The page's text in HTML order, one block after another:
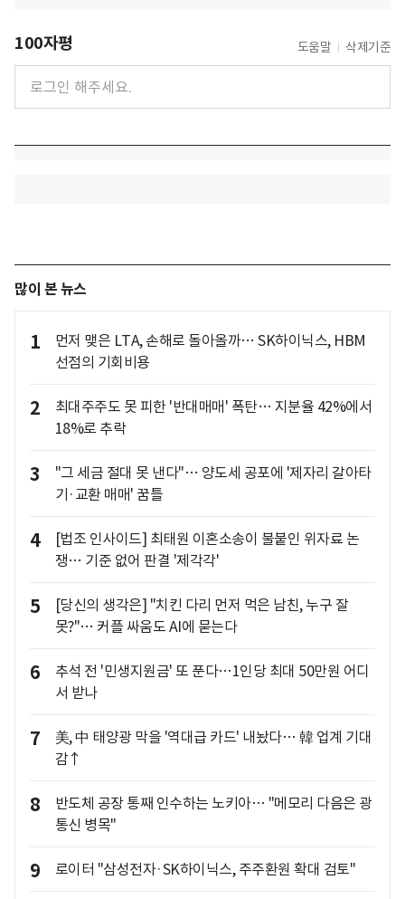
100자평 도움말 삭제기준
많이 본 뉴스
1
먼저 맺은 LTA, 손해로 돌아올까… SK하이닉스, HBM
선점의 기회비용
2
최대주주도 못 피한 '반대매매' 폭탄… 지분율 42%에서
18%로 추락
3
"그 세금 절대 못 낸다"… 양도세 공포에 '제자리 갈아타
기·교환 매매' 꿈틀
4
[법조 인사이드] 최태원 이혼소송이 불붙인 위자료 논
쟁… 기준 없어 판결 '제각각'
5
[당신의 생각은] "치킨 다리 먼저 먹은 남친, 누구 잘
못?"… 커플 싸움도 AI에 묻는다
6
추석 전 '민생지원금' 또 푼다…1인당 최대 50만원 어디
서 받나
7
美, 中 태양광 막을 '역대급 카드' 내놨다… 韓 업계 기대
감↑
8
반도체 공장 통째 인수하는 노키아… "메모리 다음은 광
통신 병목"
9 로이터 "삼성전자·SK하이닉스, 주주환원 확대 검토"